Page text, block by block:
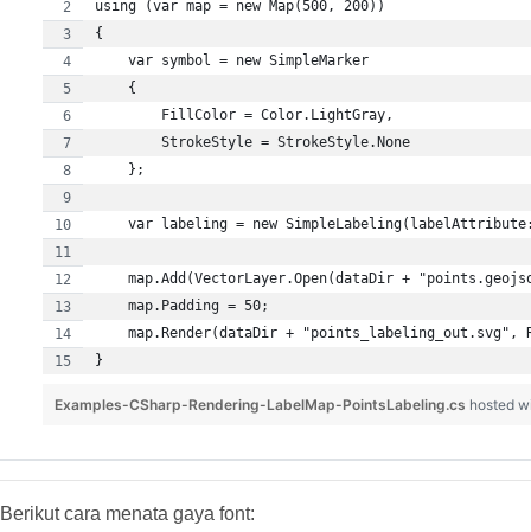
Examples-CSharp-Rendering-LabelMap-PointsLabeling.cs hosted
Berikut cara menata gaya font: